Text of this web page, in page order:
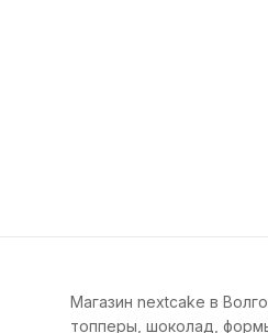
Магазин nextcake в
топперы, шоколад,